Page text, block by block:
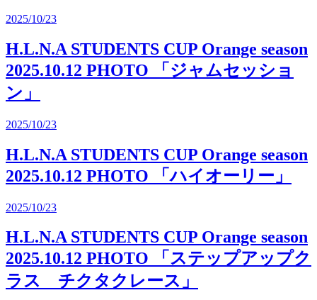
2025/10/23
H.L.N.A STUDENTS CUP Orange season
2025.10.12 PHOTO 「ジャムセッショ
ン」
2025/10/23
H.L.N.A STUDENTS CUP Orange season
2025.10.12 PHOTO 「ハイオーリー」
2025/10/23
H.L.N.A STUDENTS CUP Orange season
2025.10.12 PHOTO 「ステップアップク
ラス チクタクレース」